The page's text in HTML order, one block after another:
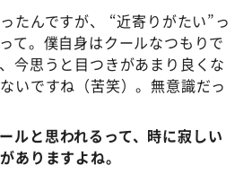
たんですが、 “近寄りがたい”っ
て。僕自身はクールなつもりで
今思うと目つきがあまり良くな
いですね（苦笑）。無意識だっ
と思われるって、時に寂しい
ありますよね。